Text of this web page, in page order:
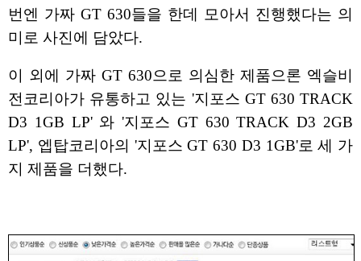
번엔 가짜 GT 630들을 한데 모아서 진행했다는 의
미로 사진에 담았다.
이 외에 가짜 GT 630으로 의심한 제품으론 엑슬비
전코리아가 유통하고 있는 '지포스 GT 630 TRACK
D3 1GB LP' 와 '지포스 GT 630 TRACK D3 2GB
LP', 엡탑코리아의 '지포스 GT 630 D3 1GB'로 세 가
지 제품을 더했다.